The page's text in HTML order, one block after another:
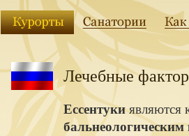
Лечебные
Ессентуки